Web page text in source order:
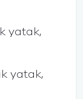
yatak,
yatak,